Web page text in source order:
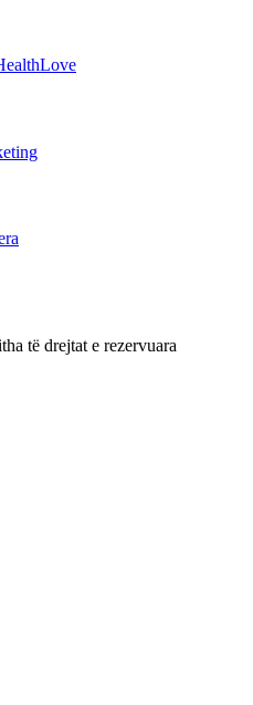
Love
të drejtat e rezervuara